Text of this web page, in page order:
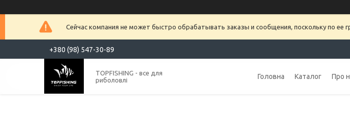
Сейчас компания не может быстро обрабатывать заказы и сообщения, поскольку по
+380 (98) 547-30-89
TOPFISHING - все для
риболовлі
Головна Каталог Про